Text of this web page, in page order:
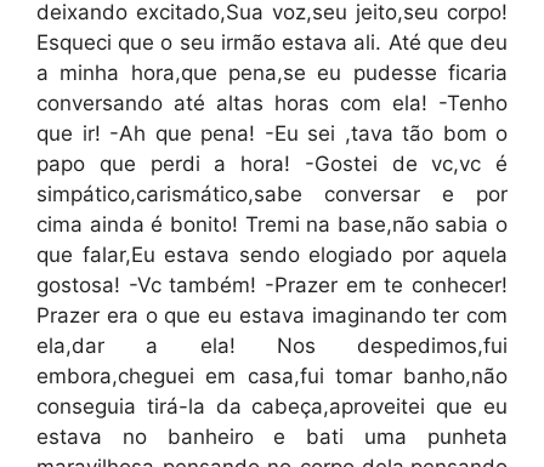
deixando excitado,Sua voz,seu jeito,seu corpo!
Esqueci que o seu irmão estava ali. Até que deu
a minha hora,que pena,se eu pudesse ficaria
conversando até altas horas com ela! -Tenho
que ir! -Ah que pena! -Eu sei ,tava tão bom o
papo que perdi a hora! -Gostei de vc,vc é
simpático,carismático,sabe conversar e por
cima ainda é bonito! Tremi na base,não sabia o
que falar,Eu estava sendo elogiado por aquela
gostosa! -Vc também! -Prazer em te conhecer!
Prazer era o que eu estava imaginando ter com
ela,dar a ela! Nos despedimos,fui
embora,cheguei em casa,fui tomar banho,não
conseguia tirá-la da cabeça,aproveitei que eu
estava no banheiro e bati uma punheta